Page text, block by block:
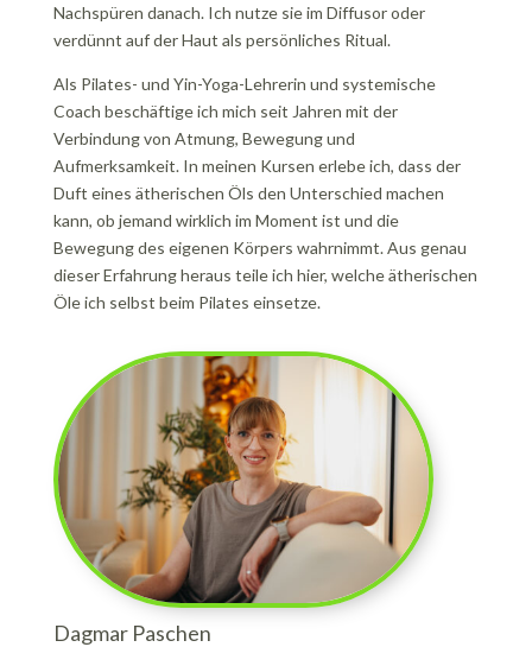
Nachspüren danach. Ich nutze sie im Diffusor oder
verdünnt auf der Haut als persönliches Ritual.
Als Pilates- und Yin-Yoga-Lehrerin und systemische
Coach beschäftige ich mich seit Jahren mit der
Verbindung von Atmung, Bewegung und
Aufmerksamkeit. In meinen Kursen erlebe ich, dass der
Duft eines ätherischen Öls den Unterschied machen
kann, ob jemand wirklich im Moment ist und die
Bewegung des eigenen Körpers wahrnimmt. Aus genau
dieser Erfahrung heraus teile ich hier, welche ätherischen
Öle ich selbst beim Pilates einsetze.
Dagmar Paschen